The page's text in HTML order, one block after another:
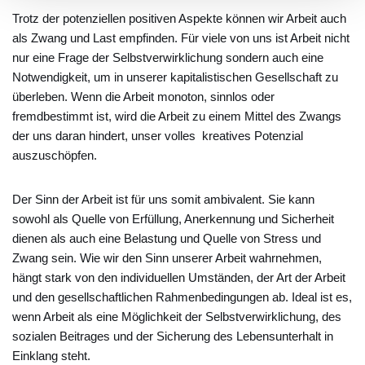
Trotz der potenziellen positiven Aspekte können wir Arbeit auch
als Zwang und Last empfinden. Für viele von uns ist Arbeit nicht
nur eine Frage der Selbstverwirklichung sondern auch eine
Notwendigkeit, um in unserer kapitalistischen Gesellschaft zu
überleben. Wenn die Arbeit monoton, sinnlos oder
fremdbestimmt ist, wird die Arbeit zu einem Mittel des Zwangs
der uns daran hindert, unser volles kreatives Potenzial
auszuschöpfen.
Der Sinn der Arbeit ist für uns somit ambivalent. Sie kann
sowohl als Quelle von Erfüllung, Anerkennung und Sicherheit
dienen als auch eine Belastung und Quelle von Stress und
Zwang sein. Wie wir den Sinn unserer Arbeit wahrnehmen,
hängt stark von den individuellen Umständen, der Art der Arbeit
und den gesellschaftlichen Rahmenbedingungen ab. Ideal ist es,
wenn Arbeit als eine Möglichkeit der Selbstverwirklichung, des
sozialen Beitrages und der Sicherung des Lebensunterhalt in
Einklang steht.